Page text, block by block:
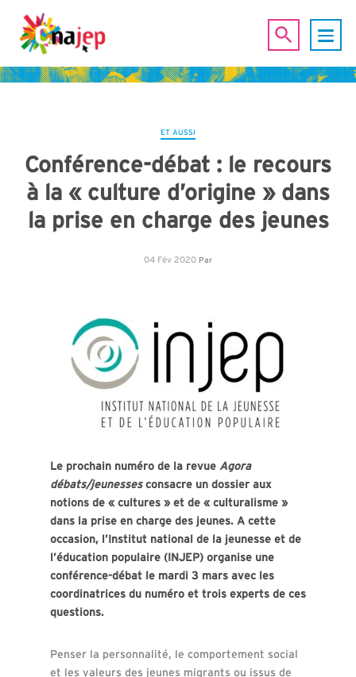
ET AUSSI
Conférence-débat : le recours
à la « culture d’origine » dans
la prise en charge des jeunes
04 Fév 2020 Par
Le prochain numéro de la revue Agora
débats/jeunessesconsacre un dossier aux
notions de « cultures » et de « culturalisme »
dans la prise en charge des jeunes. A cette
occasion, l’Institut national de la jeunesse et de
l’éducation populaire (INJEP) organise une
conférence-débat le mardi 3 mars avec les
coordinatrices du numéro et trois experts de ces
questions.
Penser la personnalité, le comportement social
et les valeurs des jeunes migrants ou issus de